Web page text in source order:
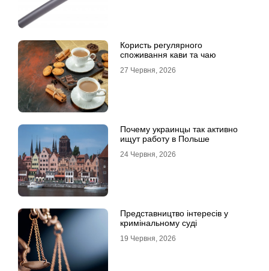
Користь регулярного
споживання кави та чаю
27 Червня, 2026
Почему украинцы так активно
ищут работу в Польше
24 Червня, 2026
Представництво інтересів у
кримінальному суді
19 Червня, 2026